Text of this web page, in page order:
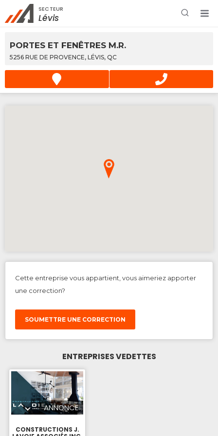
Rechercher à proximité - Entreprise / Rabais /
Services
SECTEUR
Lévis
PORTES ET FENÊTRES M.R.
5256 RUE DE PROVENCE, LÉVIS, QC
Cette entreprise vous appartient, vous aimeriez apporter
une correction?
SOUMETTRE UNE CORRECTION
ENTREPRISES VEDETTES
ANNONCE
CONSTRUCTIONS J.